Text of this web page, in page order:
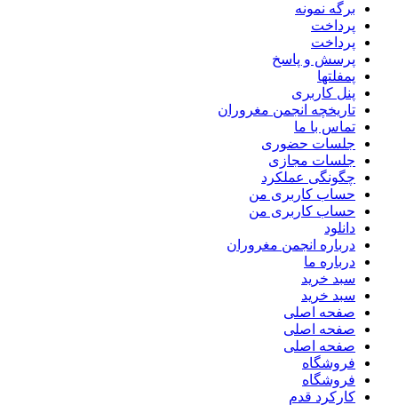
برگه نمونه
پرداخت
پرداخت
پرسش و پاسخ
پمفلتها
پنل کاربری
تاریخچه انجمن مغروران
تماس با ما
جلسات حضوری
جلسات مجازی
چگونگی عملکرد
حساب کاربری من
حساب کاربری من
دانلود
درباره انجمن مغروران
درباره ما
سبد خرید
سبد خرید
صفحه اصلی
صفحه اصلی
صفحه اصلی
فروشگاه
فروشگاه
کارکرد قدم